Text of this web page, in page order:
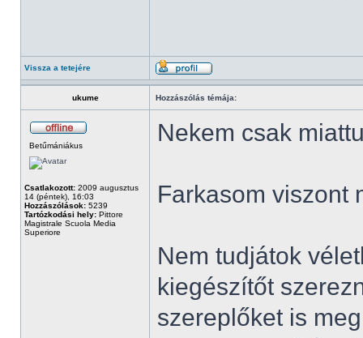
Vissza a tetejére
ukume Hozzászólás témája:
Betűmániákus
Csatlakozott: 2009 augusztus
14 (péntek), 16:03
Hozzászólások: 5239
Tartózkodási hely: Pittore
Magistrale Scuola Media
Superiore
Nekem csak
Farkasom viszont
Nem tudjátok
kiegészítőt
szereplőket is